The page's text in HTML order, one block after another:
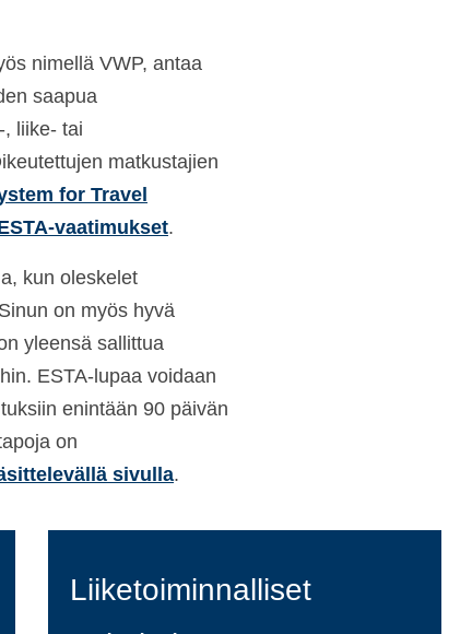
nimellä VWP, antaa
saapua
liike- tai
matkustajien
for Travel
vaatimukset.
kun oleskelet
on myös hyvä
yleensä sallittua
ESTA-lupaa voidaan
enintään 90 päivän
on
sivulla.
Liiketoiminnalliset